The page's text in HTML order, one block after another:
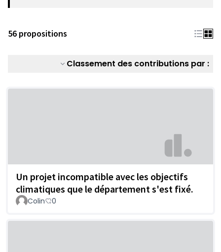
56 propositions
Classement des contributions par :
Un projet incompatible avec les objectifs
climatiques que le département s'est fixé.
Colin 0